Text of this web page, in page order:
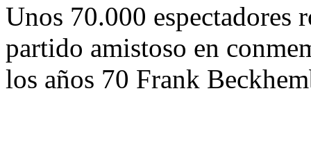
Unos 70.000 espectadores
partido amistoso en
los años 70 Frank